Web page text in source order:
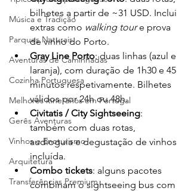
Música e Tradição
Parques Naturais
Aventuras de Caminhadas
Cozinha Portuguesa
Melhores itinerários em Portugal
Gerês Aventuras
Vinhos e Enoturismo
Arquitetura
Transferências Premium
bilhetes a partir de ~31 USD. Inclui
extras como walking tour e prova
de vinho do Porto.
Gray Line Porto: duas linhas (azul e
laranja), com duração de 1h30 e 45
minutos respetivamente. Bilhetes
válidos por 24h ou 48h.
Civitatis / City Sightseeing:
também com duas rotas,
audioguia e degustação de vinhos
incluída.
Combo tickets: alguns pacotes
combinam o sightseeing bus com